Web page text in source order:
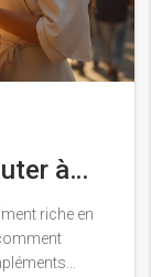
à
riche en